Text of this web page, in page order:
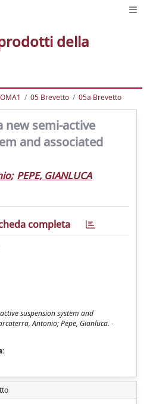
della
05 Brevetto 05a Brevetto
new semi-active
and associated
; PEPE, GIANLUCA
completa
suspension system and
Antonio; Pepe, Gianluca. -